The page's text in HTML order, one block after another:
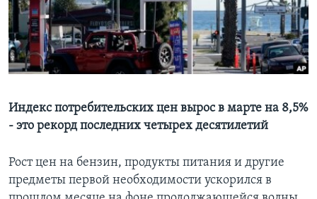
Learning English
СОЦИАЛЬНЫЕ СЕТИ
Языки
Индекс потребительских цен вырос в марте на 8,5%
- это рекорд последних четырех десятилетий
Рост цен на бензин, продукты питания и другие
предметы первой необходимости ускорился в